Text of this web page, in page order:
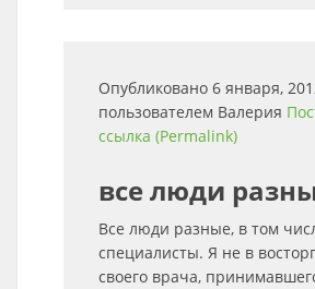
Опубликовано 6 января,
пользователем Валерия
ссылка (Permalink)
все люди
Все люди разные, в том
специалисты. Я не в
своего врача,